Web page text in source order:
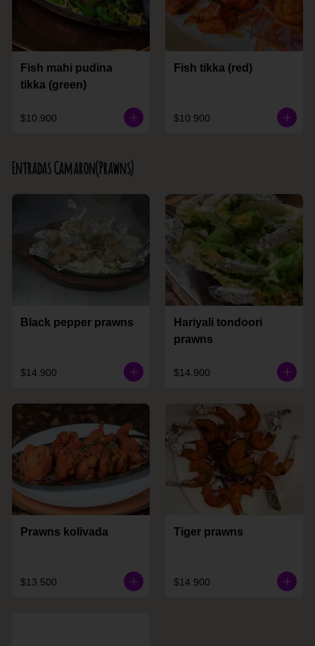
Fish mahi pudina
tikka (green)
$10.900
Fish tikka (red)
$10.900
Entradas Camaron(Prawns)
Black pepper prawns
$14.900
Hariyali tondoori
prawns
$14.900
Prawns kolivada
$13.500
Tiger prawns
$14.900